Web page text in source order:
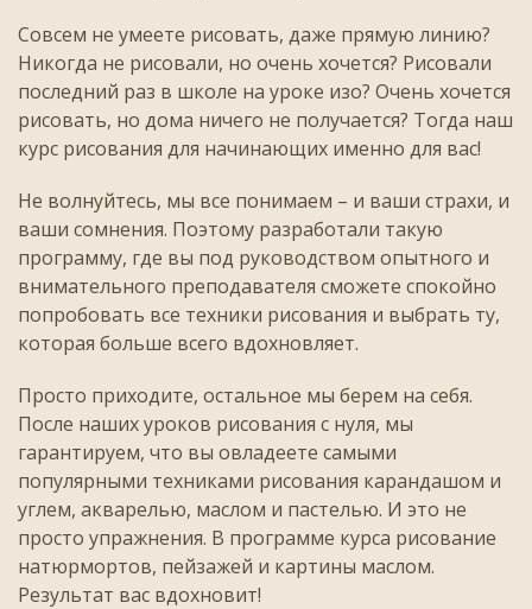
Совсем не умеете рисовать, даже прямую линию?
Никогда не рисовали, но очень хочется? Рисовали
последний раз в школе на уроке изо? Очень хочется
рисовать, но дома ничего не получается? Тогда наш
курс рисования для начинающих именно для вас!
Не волнуйтесь, мы все понимаем – и ваши страхи, и
ваши сомнения. Поэтому разработали такую
программу, где вы под руководством опытного и
внимательного преподавателя сможете спокойно
попробовать все техники рисования и выбрать ту,
которая больше всего вдохновляет.
Просто приходите, остальное мы берем на себя.
После наших уроков рисования с нуля, мы
гарантируем, что вы овладеете самыми
популярными техниками рисования карандашом и
углем, акварелью, маслом и пастелью. И это не
просто упражнения. В программе курса рисование
натюрмортов, пейзажей и картины маслом.
Результат вас вдохновит!